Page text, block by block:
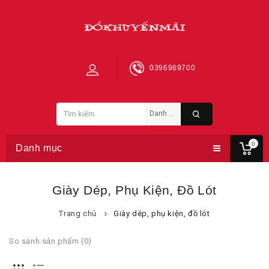
0
0396969700
Danh mục
Giày Dép, Phụ Kiện, Đồ Lót
Trang chủ Giày dép, phụ kiện, đồ lót
So sánh sản phẩm (0)